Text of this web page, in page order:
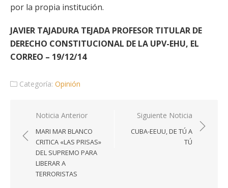
por la propia institución.
JAVIER TAJADURA TEJADA PROFESOR TITULAR DE
DERECHO CONSTITUCIONAL DE LA UPV-EHU, EL
CORREO – 19/12/14
Categoría: Opinión
Navegación
de
entradas
Noticia Anterior
MARI MAR BLANCO
CRITICA «LAS PRISAS»
DEL SUPREMO PARA
LIBERAR A
TERRORISTAS
Siguiente Noticia
CUBA-EEUU, DE TÚ A
TÚ